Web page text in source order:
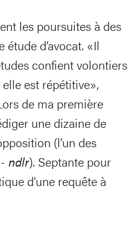
les poursuites à des
d’avocat. «Il
confient volontiers
est répétitive»,
de ma première
une dizaine de
(l’un des
ndlr). Septante pour
d’une requête à